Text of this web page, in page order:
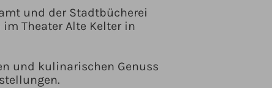
und der Stadtbücherei
Theater Alte Kelter in
und kulinarischen Genuss